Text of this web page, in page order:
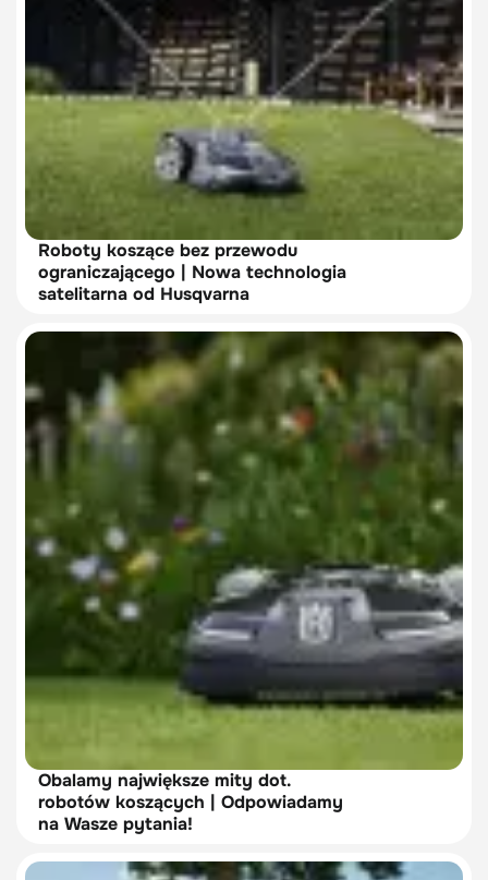
Roboty koszące bez przewodu
ograniczającego | Nowa technologia
satelitarna od Husqvarna
Obalamy największe mity dot.
robotów koszących | Odpowiadamy
na Wasze pytania!